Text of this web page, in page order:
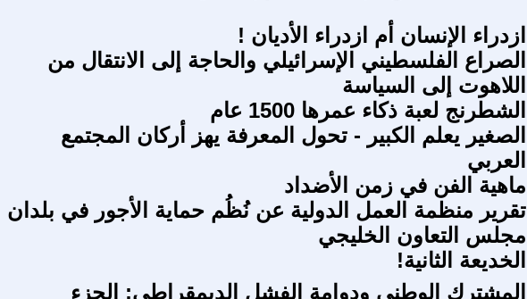
ازدراء الإنسان أم ازدراء الأديان !
الصراع الفلسطيني الإسرائيلي والحاجة إلى الانتقال من
اللاهوت إلى السياسة
الشطرنج لعبة ذكاء عمرها 1500 عام
الصغير يعلم الكبير - تحول المعرفة يهز أركان المجتمع
العربي
ماهية الفن في زمن الأضداد
تقرير منظمة العمل الدولية عن نُظُم حماية الأجور في بلدان
مجلس التعاون الخليجي
الخديعة الثانية!
المشترك الوطني ودوامة الفشل الديمقراطي: الجزء